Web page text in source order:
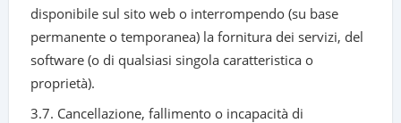
disponibile sul sito web o interrompendo (su base
permanente o temporanea) la fornitura dei servizi, del
software (o di qualsiasi singola caratteristica o
proprietà).
3.7. Cancellazione, fallimento o incapacità di